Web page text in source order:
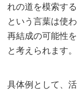
れの道を模索す
という言葉は使
再結成の可能性
と考えられます。
具体例として、